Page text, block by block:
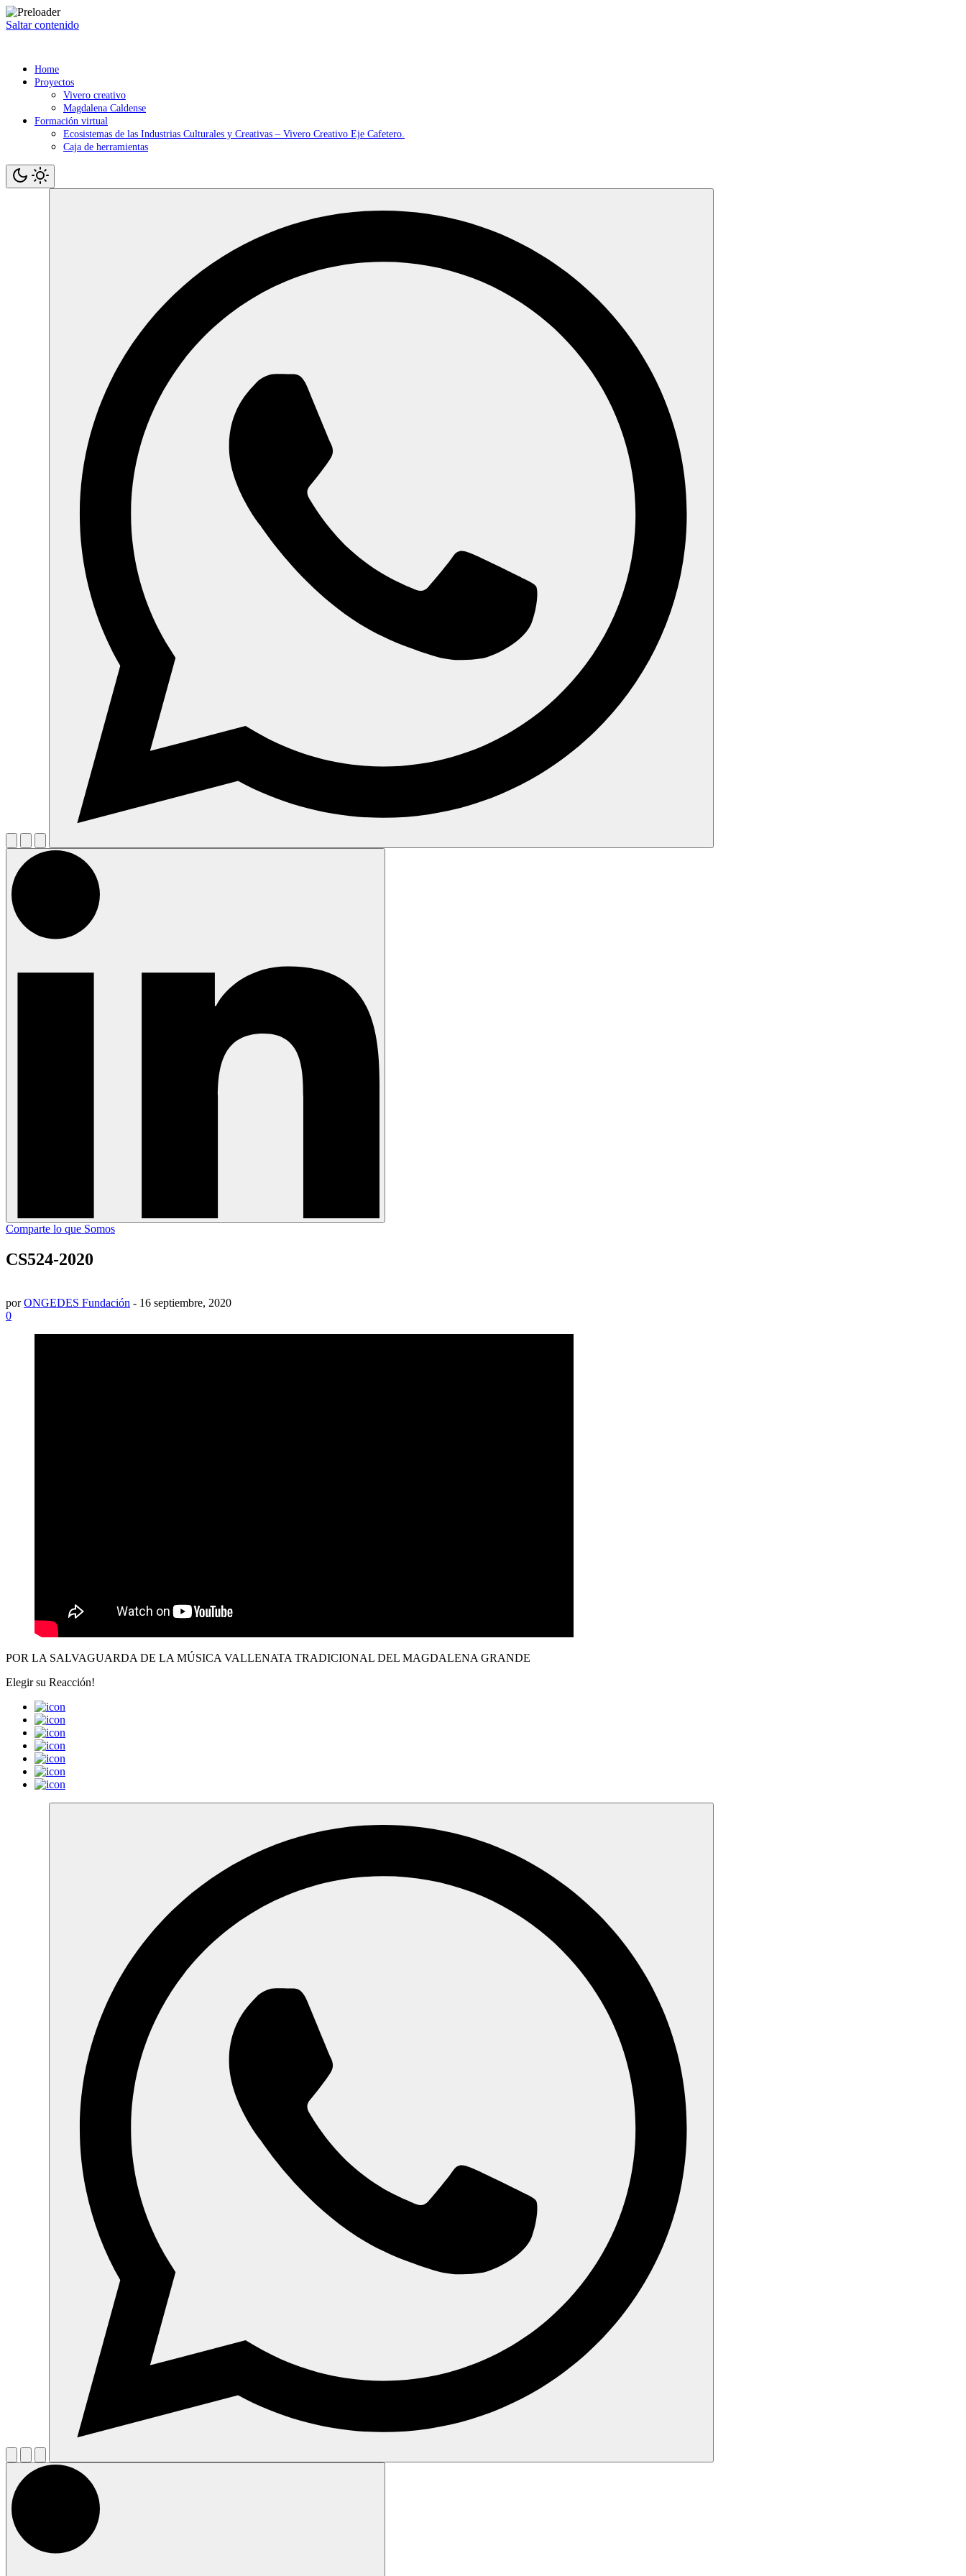
Saltar contenido
Home
Proyectos
Vivero creativo
Magdalena Caldense
Formación virtual
Ecosistemas de las Industrias Culturales y Creativas – Vivero Creativo Eje Cafetero.
Caja de herramientas
Comparte lo que Somos
CS524-2020
porONGEDES Fundación - 16 septiembre, 2020
0
POR LA SALVAGUARDA DE LA MÚSICA VALLENATA TRADICIONAL DEL MAGDALENA GRANDE
Elegir su Reacción!